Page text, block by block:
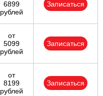
6899
рублей
Записаться
от
5099
рублей
Записаться
от
8199
рублей
Записаться